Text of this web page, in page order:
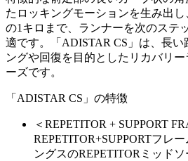
たロッキングモーションを生み出
の1キロまで、ランナーを次のステ
適です。「ADISTAR CS」は、長
ングや回復を目的としたリカバリ
ーズです。
「ADISTAR CS」の特徴
＜REPETITOR + SUPPORT
REPETITOR+SUPPORTフレ
ングスのREPETITORミッド